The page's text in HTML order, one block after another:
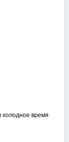
холодное время